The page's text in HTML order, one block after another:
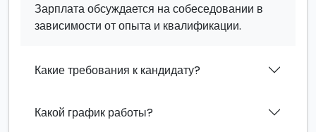
Зарплата обсуждается на собеседовании в
зависимости от опыта и квалификации.
Какие требования к кандидату?
Какой график работы?